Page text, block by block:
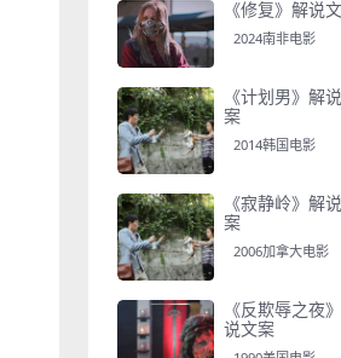
《修复》解说
2024南非电影
《计划男》解
案
2014韩国电影
《寂静岭》解
案
2006加拿大电影
《反欺辱之夜
说文案